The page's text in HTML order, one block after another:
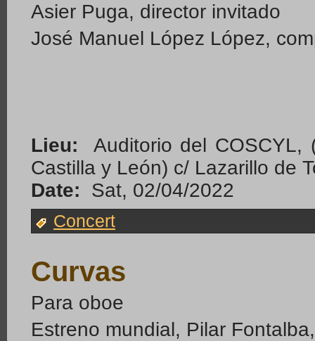
Asier Puga, director invitado
José Manuel López López,
Lieu:
Auditorio del COSCYL,
Castilla y León) c/ Lazarillo de
Date:
Sat, 02/04/2022
Concert
Curvas
Para oboe
Estreno mundial, Pilar